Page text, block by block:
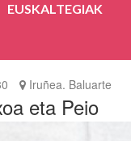
EUSKALTEGIAK
Iruñea. Baluarte
eta Peio